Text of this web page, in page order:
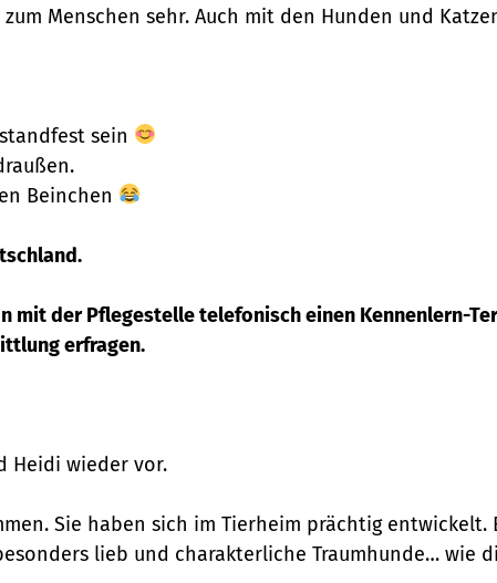
Menschen sehr. Auch mit den Hunden und
sein
Beinchen
mit der Pflegestelle telefonisch einen Kennenlern-
erfragen.
Heidi wieder vor.
Sie haben sich im Tierheim prächtig entwickelt.
lieb und charakterliche Traumhunde… wie